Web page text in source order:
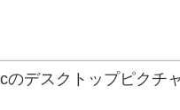
のデスクトップピクチ